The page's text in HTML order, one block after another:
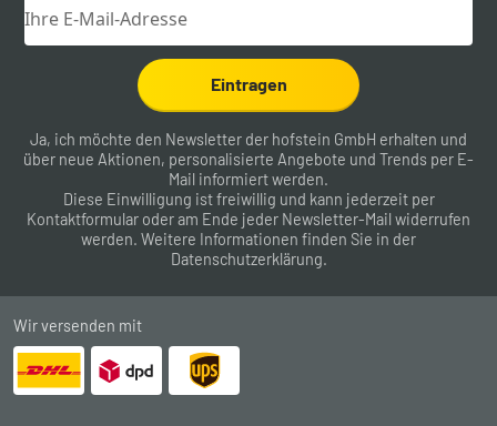
Eintragen
Ja, ich möchte den Newsletter der hofstein GmbH erhalten und
über neue Aktionen, personalisierte Angebote und Trends per E-
Mail informiert werden.
Diese Einwilligung ist freiwillig und kann jederzeit per
Kontaktformular oder am Ende jeder Newsletter-Mail widerrufen
werden. Weitere Informationen finden Sie in der
Datenschutzerklärung.
Wir versenden mit